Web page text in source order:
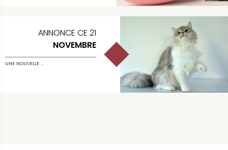
ANNONCE CE 21
NOVEMBRE
UNE NOUVELLE ...